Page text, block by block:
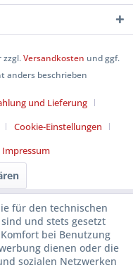
zzgl.Versandkosten und ggf.
anders beschrieben
und Lieferung
Cookie-Einstellungen
Impressum
für den technischen
und stets gesetzt
bei Benutzung
dienen oder die
sozialen Netzwerken